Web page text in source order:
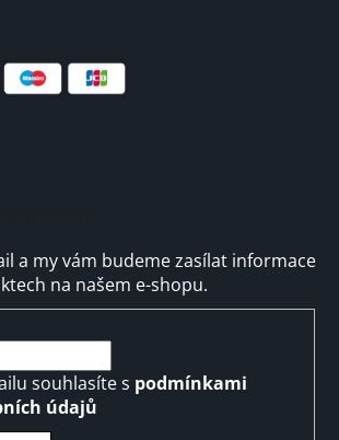
a my vám budeme zasílat informace
na našem e-shopu.
souhlasíte s podmínkami
údajů